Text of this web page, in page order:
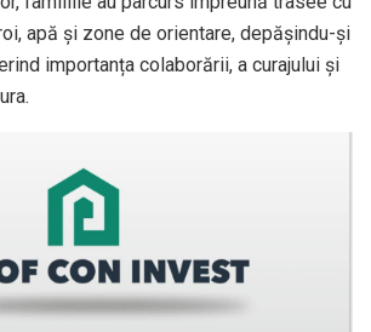
apă și zone de orientare, depășindu-și
importanța colaborării, a curajului și